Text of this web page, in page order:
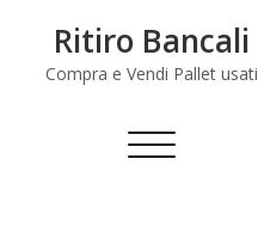
Ritiro Bancali
Compra e Vendi Pallet usati
Commuta